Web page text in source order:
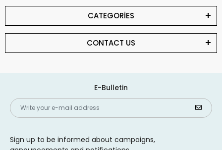
CATEGORİES
CONTACT US
E-Bulletin
Sign up to be informed about campaigns,